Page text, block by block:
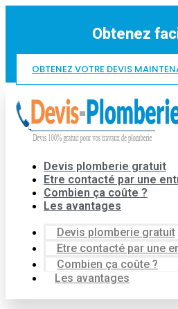
Obtenez
OBTENEZ VOTRE DEVIS
Devis plomberie gratuit
Etre contacté par une
Combien ça coûte ?
Les avantages
Devis plomberie gratuit
Etre contacté par une
Combien ça coûte ?
Les avantages